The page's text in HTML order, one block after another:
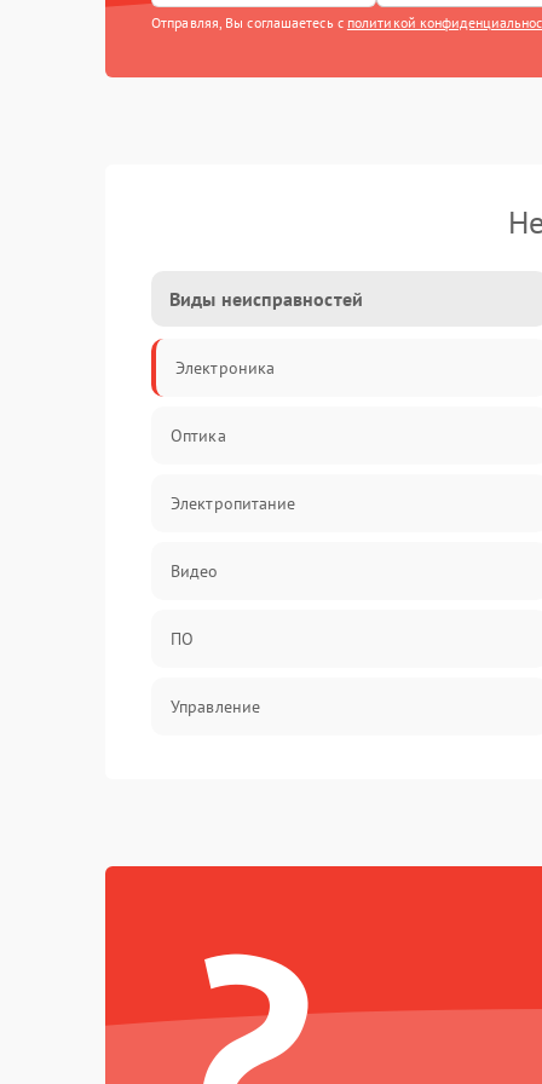
Отправляя, Вы соглашаетесь с политикой
Виды неисправностей
Электроника
Оптика
Электропитание
Видео
ПО
Управление